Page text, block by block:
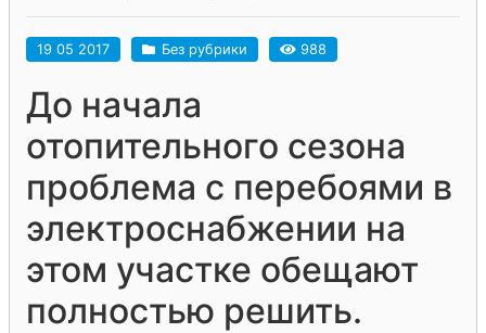
19 05 2017 Без рубрики 988
До начала
отопительного сезона
проблема с перебоями в
электроснабжении на
этом участке обещают
полностью решить.